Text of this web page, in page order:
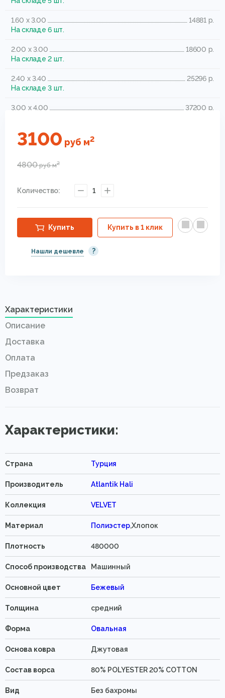
1.60 x 3.00
14881 р.
На складе 6 шт.
2.00 x 3.00
18600 р.
На складе 2 шт.
2.40 x 3.40
25296 р.
На складе 3 шт.
3.00 x 4.00
37200 р.
3100 руб м2
4800рубм2
Количество: 1
Купить Купить в 1 клик
Нашли дешевле ?
Характеристики
Описание
Доставка
Оплата
Предзаказ
Возврат
Характеристики:
Страна Турция
Производитель Atlantik Hali
Коллекция VELVET
Материал Полиэстер,Хлопок
Плотность 480000
Способ производства Машинный
Основной цвет Бежевый
Толщина средний
Форма Овальная
Основа ковра Джутовая
Состав ворса 80% POLYESTER 20% COTTON
Вид Без бахромы